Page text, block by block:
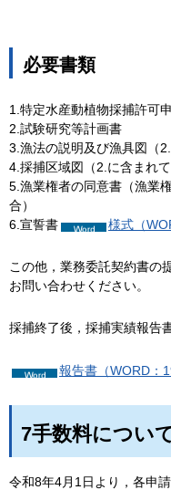
必要書類
1.特定水産動植物採捕許可
2.試験研究等計画書
3.漁法の説明及び漁具図（
4.採捕区域図（2.に含まれ
5.漁業権者の同意書（漁業
合）
6.宣誓書
様式（
この他，業務委託契約書の
お問い合わせください。
採捕終了後，採捕実績報告
報告書（WORD：
7手数料につい
令和8年4月1日より，各申